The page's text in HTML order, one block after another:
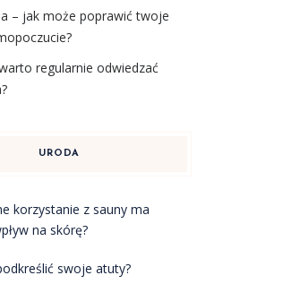
– jak może poprawić twoje
regularnie odwiedzać
URODA
korzystanie z sauny ma
na skórę?
swoje atuty?